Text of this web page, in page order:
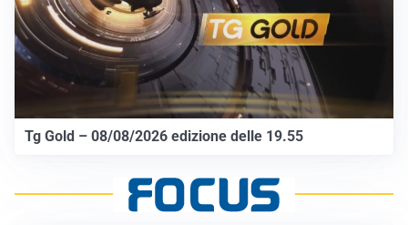
Tg Gold – 08/08/2026 edizione delle 19.55